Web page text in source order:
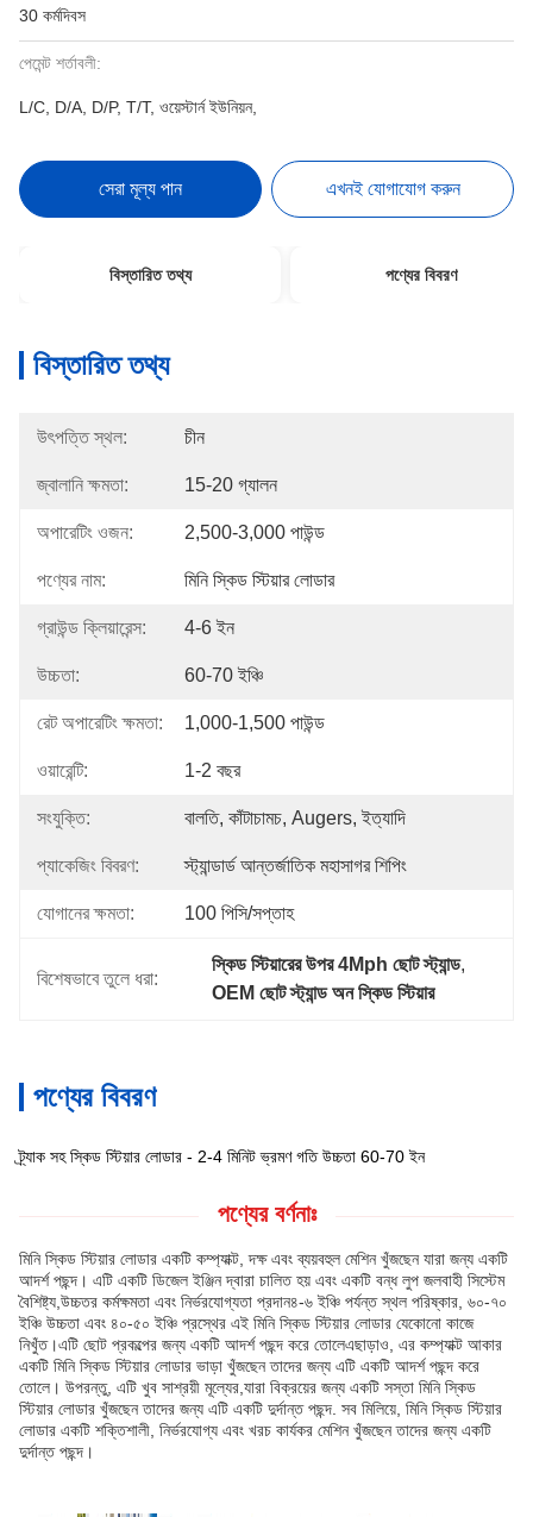
30 কর্মদিবস
পেমেন্ট শর্তাবলী:
L/C, D/A, D/P, T/T, ওয়েস্টার্ন ইউনিয়ন,
সেরা মূল্য পান এখনই যোগাযোগ করুন
বিস্তারিত তথ্য পণ্যের বিবরণ
বিস্তারিত তথ্য
উৎপত্তি স্থল: চীন
জ্বালানি ক্ষমতা: 15-20 গ্যালন
অপারেটিং ওজন: 2,500-3,000 পাউন্ড
পণ্যের নাম: মিনি স্কিড স্টিয়ার লোডার
গ্রাউন্ড ক্লিয়ারেন্স: 4-6 ইন
উচ্চতা: 60-70 ইঞ্চি
রেট অপারেটিং ক্ষমতা: 1,000-1,500 পাউন্ড
ওয়ারেন্টি: 1-2 বছর
সংযুক্তি: বালতি, কাঁটাচামচ, Augers, ইত্যাদি
প্যাকেজিং বিবরণ: স্ট্যান্ডার্ড আন্তর্জাতিক মহাসাগর শিপিং
যোগানের ক্ষমতা: 100 পিসি/সপ্তাহ
বিশেষভাবে তুলে ধরা:
স্কিড স্টিয়ারের উপর 4Mph ছোট স্ট্যান্ড,
OEM ছোট স্ট্যান্ড অন স্কিড স্টিয়ার
পণ্যের বিবরণ
ট্র্যাক সহ স্কিড স্টিয়ার লোডার - 2-4 মিনিট ভ্রমণ গতি উচ্চতা 60-70 ইন
পণ্যের বর্ণনাঃ
মিনি স্কিড স্টিয়ার লোডার একটি কম্প্যাক্ট, দক্ষ এবং ব্যয়বহুল মেশিন খুঁজছেন যারা জন্য একটি
আদর্শ পছন্দ। এটি একটি ডিজেল ইঞ্জিন দ্বারা চালিত হয় এবং একটি বন্ধ লুপ জলবাহী সিস্টেম
বৈশিষ্ট্য,উচ্চতর কর্মক্ষমতা এবং নির্ভরযোগ্যতা প্রদান৪-৬ ইঞ্চি পর্যন্ত স্থল পরিষ্কার, ৬০-৭০
ইঞ্চি উচ্চতা এবং ৪০-৫০ ইঞ্চি প্রস্থের এই মিনি স্কিড স্টিয়ার লোডার যেকোনো কাজে
নিখুঁত।এটি ছোট প্রকল্পের জন্য একটি আদর্শ পছন্দ করে তোলেএছাড়াও, এর কম্প্যাক্ট আকার
একটি মিনি স্কিড স্টিয়ার লোডার ভাড়া খুঁজছেন তাদের জন্য এটি একটি আদর্শ পছন্দ করে
তোলে। উপরন্তু, এটি খুব সাশ্রয়ী মূল্যের,যারা বিক্রয়ের জন্য একটি সস্তা মিনি স্কিড
স্টিয়ার লোডার খুঁজছেন তাদের জন্য এটি একটি দুর্দান্ত পছন্দ. সব মিলিয়ে, মিনি স্কিড স্টিয়ার
লোডার একটি শক্তিশালী, নির্ভরযোগ্য এবং খরচ কার্যকর মেশিন খুঁজছেন তাদের জন্য একটি
দুর্দান্ত পছন্দ।